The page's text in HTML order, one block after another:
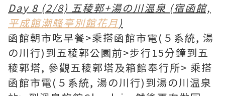
Day 8 (2/8) 五稜郭+湯の川温泉 (宿函館,
平成館潮騷亭別館花月)
函館朝市吃早餐>乘搭函館市電(５系統, 湯
の川行)到五稜郭公園前>步行15分鐘到五
稜郭塔, 參觀五稜郭塔及箱館奉行所> 乘搭
函館市電(５系統, 湯の川行)到湯の川温泉